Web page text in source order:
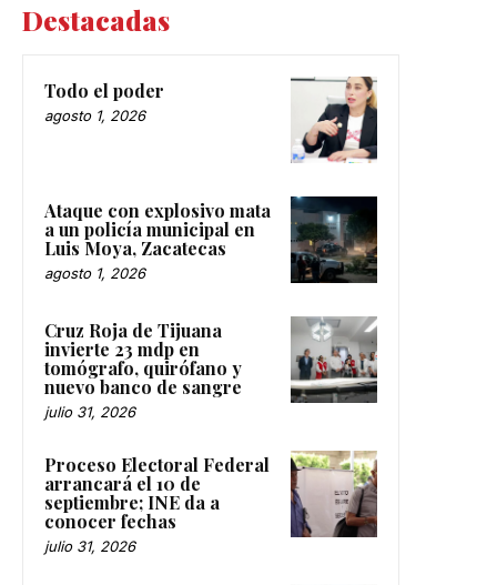
Destacadas
Todo el poder
agosto 1, 2026
Ataque con explosivo mata
a un policía municipal en
Luis Moya, Zacatecas
agosto 1, 2026
Cruz Roja de Tijuana
invierte 23 mdp en
tomógrafo, quirófano y
nuevo banco de sangre
julio 31, 2026
Proceso Electoral Federal
arrancará el 10 de
septiembre; INE da a
conocer fechas
julio 31, 2026